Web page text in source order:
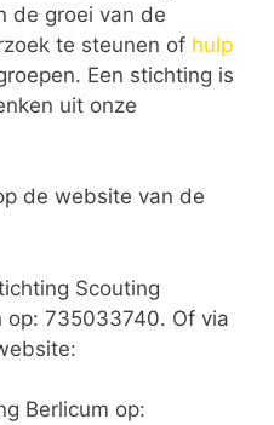
de groei van de
te steunen of hulp
Een stichting is
uit onze
de website van de
Scouting
op: 735033740. Of via
Berlicum op: